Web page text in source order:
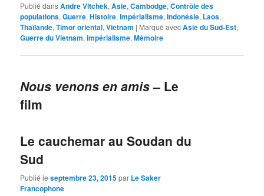
Publié dansAndre Vltchek,Asie,Cambodge,Contrôle des
populations,Guerre,Histoire,Impérialisme,Indonésie, Laos,
Thaïlande,Timor oriental,Vietnam | Marqué avecAsie du Sud-Est,
Guerre du Vietnam,impérialisme,Mémoire
Nous venons en amis– Le
film
Le cauchemar au Soudan du
Sud
Publié leseptembre 23, 2015par Le Saker
Francophone